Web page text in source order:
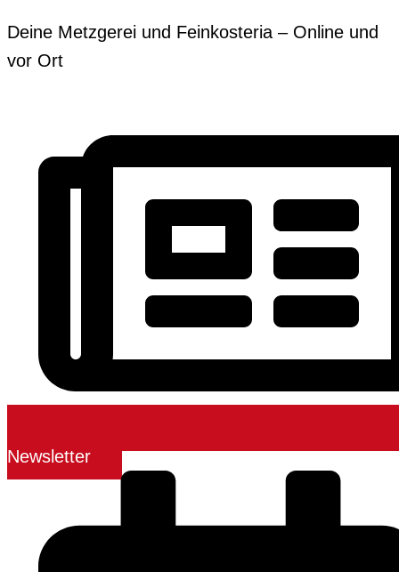
Inhalt
springen
Deine Metzgerei und Feinkosteria – Online und
vor Ort
Newsletter